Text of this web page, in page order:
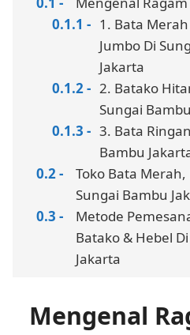
1. Bata
Jumbo Di
Jakarta
2. Batako
Sungai
3. Bata
Bambu
Toko Bata
Sungai Bambu
Metode
Batako & Hebel
Jakarta
Mengenal